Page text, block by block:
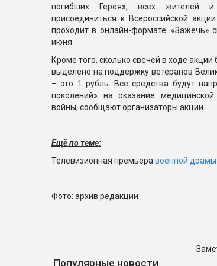
погибших Героях, всех жителей и
присоединиться к Всероссийской
проходит в онлайн-формате. «Зажечь»
июня.
Кроме того, сколько свечей в ходе
выделено на поддержку ветеранов
– это 1 рубль. Все средства будут
поколений» на оказание
войны, сообщают организаторы акции.
Ещё по теме:
Телевизионная премьера военной драмы
Фото: архив редакции
Популярные новости